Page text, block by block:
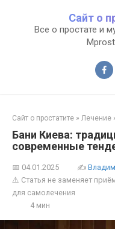
контенту
Сайт о
Все о простате и
Сайт о простатите » Лечение
Бани Киева:
современные
📅 04.01.2025 ✍
⚠️ Статья не заменяет
для самолечения
4 мин